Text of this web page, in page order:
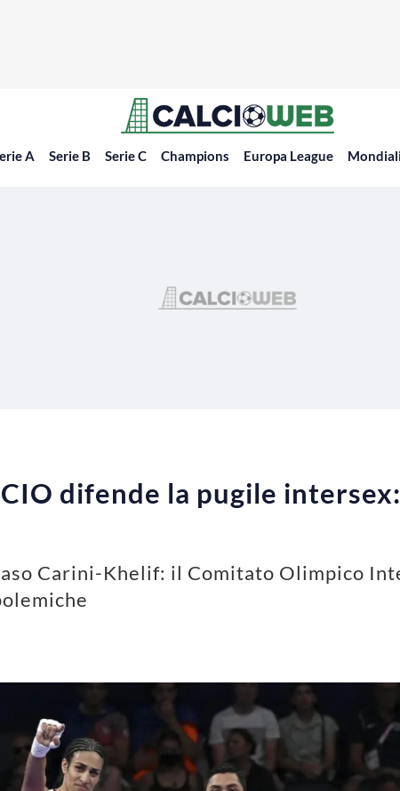
A Serie B Serie C Champions Europa League
difende la pugile
Carini-Khelif: il Comitato Olimpico